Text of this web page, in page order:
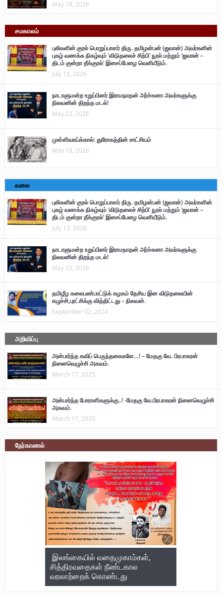
May 18, 2026
சமகாலம்
புலிகளின் குரல் பொறுப்பாளர் திரு. தமிழன்பன் (ஜவான்) அவர்களின்
புகழ் வணக்க நிகழ்வும் ‘விடுதலைச் சிற்பி’ நூல் மற்றும் ‘ஜவான் –
திடம் குன்றா தீக்குரல்’ இசைப்பேழை வெளியீடும்.
July 13, 2026
நாடாளுமன்ற உறுப்பினர் இராமநாதன் அர்ச்சுனா அவர்களுக்கு
நிலவனின் திறந்த மடல்!
May 23, 2026
முள்ளிவாய்க்கால்: துரோகத்தின் சாட்சியம்
May 18, 2026
வலை
புலிகளின் குரல் பொறுப்பாளர் திரு. தமிழன்பன் (ஜவான்) அவர்களின்
புகழ் வணக்க நிகழ்வும் ‘விடுதலைச் சிற்பி’ நூல் மற்றும் ‘ஜவான் –
திடம் குன்றா தீக்குரல்’ இசைப்பேழை வெளியீடும்.
July 13, 2026
நாடாளுமன்ற உறுப்பினர் இராமநாதன் அர்ச்சுனா அவர்களுக்கு
நிலவனின் திறந்த மடல்!
May 23, 2026
தமிழீழ கலைபண்பாட்டுக் கழகம் தேசிய இன விடுதலையின்
எழுச்சி,புரட்சிக்கு வித்திட்டது – நிலவன்.
September 02, 2024
அறிவிப்பு
அன்பார்ந்த கவிப் பெருந்தகைகளே…! – மேதகு வே. பிரபாகரன்
நினைவெழுச்சி அகவம்.
March 17, 2025
அன்பார்ந்த போராளிகளுக்கு..! -மேதகு வே.பிரபாகரன் நினைவெழுச்சி
அகவம்.
March 17, 2025
நேர்காணல்
இலங்கையில் வதைமுகாம்கள்,
சித்திரவதைகள் நீண்டகால
வரலாற்றைக் கொண்டது